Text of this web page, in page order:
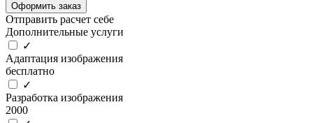
Оформить заказ
Отправить расчет себе
Дополнительные услуги
✓
Адаптация изображения
бесплатно
✓
Разработка изображения
2000